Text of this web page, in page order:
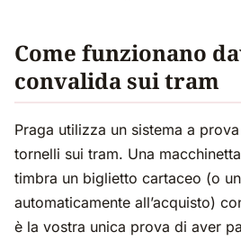
Come funzionano
convalida sui tram
Praga utilizza un sistema a
tornelli sui tram. Una
timbra un biglietto cartaceo (o
automaticamente all’acquisto)
è la vostra unica prova di aver